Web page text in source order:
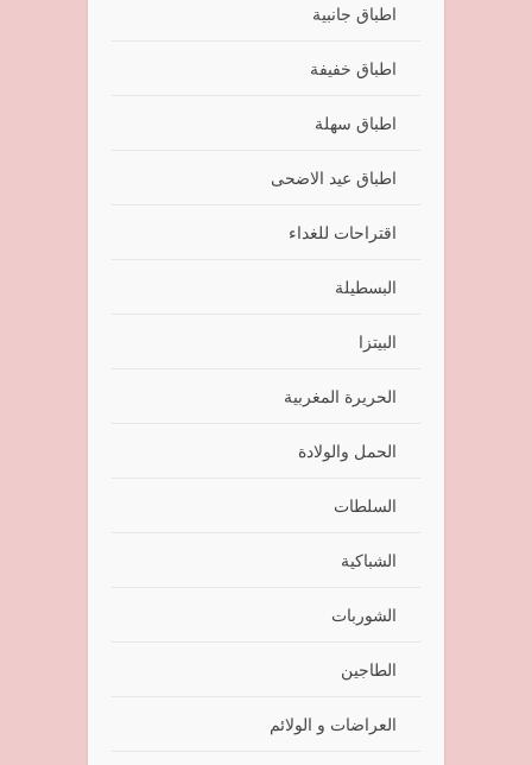
اطباق جانبية
اطباق خفيفة
اطباق سهلة
اطباق عيد الاضحى
اقتراحات للغداء
البسطيلة
البيتزا
الحريرة المغربية
الحمل والولادة
السلطات
الشباكية
الشوربات
الطاجين
العراضات و الولائم